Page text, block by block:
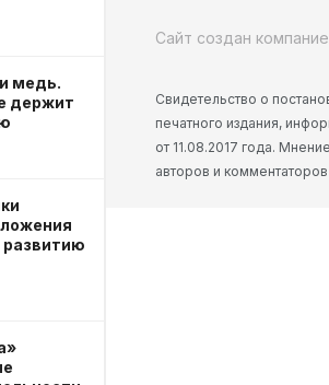
медь.
держит
развитию
Сайт создан
Свидетельство о
печатного издания,
от 11.08.2017 года.
авторов и комментаторов